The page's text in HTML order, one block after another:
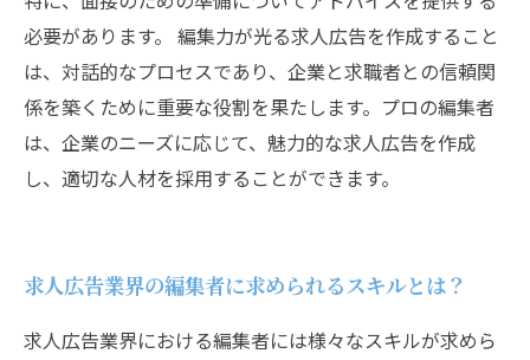
必要があります。 編集力が光る求人広告を作成すること
は、対話的なプロセスであり、企業と求職者との信頼関
係を築くために重要な役割を果たします。プロの編集者
は、企業のニーズに応じて、魅力的な求人広告を作成
し、適切な人材を採用することができます。
求人広告業界の編集者に求められるスキルとは？
求人広告業界における編集者には様々なスキルが求めら